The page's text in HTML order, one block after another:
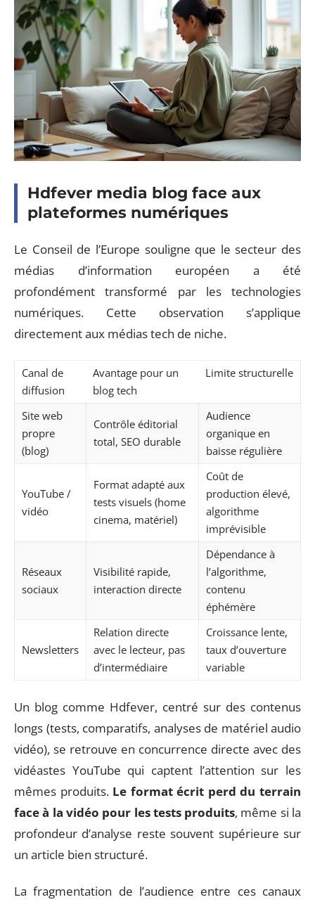
Hdfever media blog face aux
plateformes numériques
Le Conseil de l’Europe souligne que le secteur des
médias d’information européen a été
profondément transformé par les technologies
numériques. Cette observation s’applique
directement aux médias tech de niche.
Canal de
diffusion
Avantage pour un
blog tech
Limite structurelle
Site web
propre
(blog)
Contrôle éditorial
total, SEO durable
Audience
organique en
baisse régulière
YouTube /
vidéo
Format adapté aux
tests visuels (home
cinema, matériel)
Coût de
production élevé,
algorithme
imprévisible
Réseaux
sociaux
Visibilité rapide,
interaction directe
Dépendance à
l’algorithme,
contenu
éphémère
Newsletters
Relation directe
avec le lecteur, pas
d’intermédiaire
Croissance lente,
taux d’ouverture
variable
Un blog comme Hdfever, centré sur des contenus
longs (tests, comparatifs, analyses de matériel audio
vidéo), se retrouve en concurrence directe avec des
vidéastes YouTube qui captent l’attention sur les
mêmes produits. Le format écrit perd du terrain
face à la vidéo pour les tests produits, même si la
profondeur d’analyse reste souvent supérieure sur
un article bien structuré.
La fragmentation de l’audience entre ces canaux